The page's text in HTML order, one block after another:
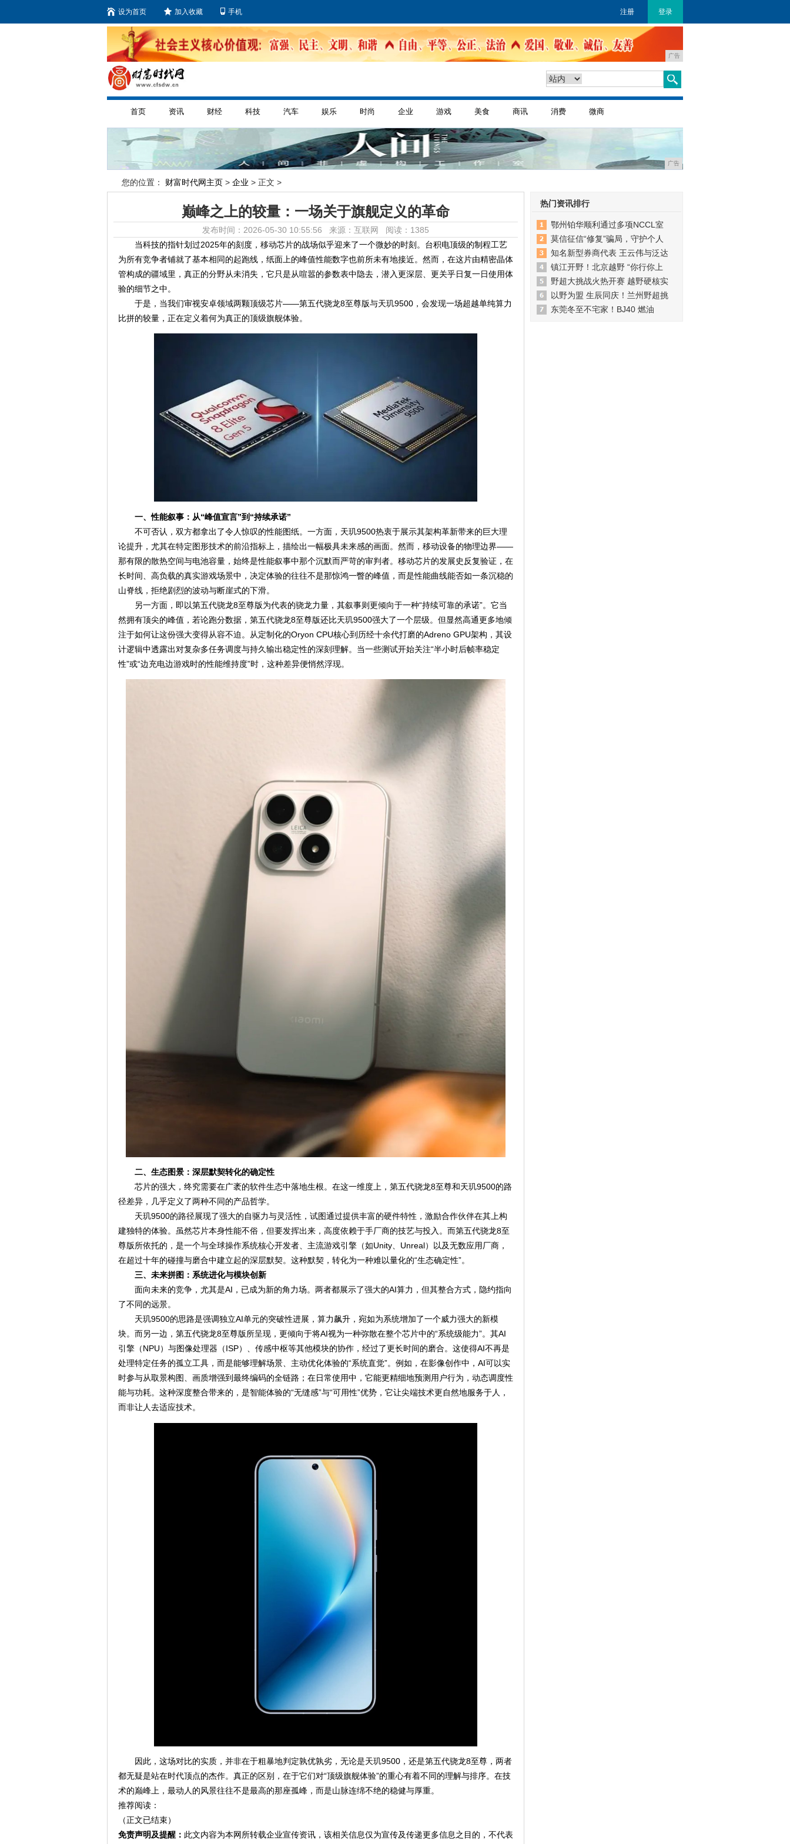
设为首页 加入收藏 手机 注册 登录
广告
首页 资讯 财经 科技 汽车 娱乐 时尚 企业 游戏 美食 商讯 消费 微商
广告
您的位置： 财富时代网主页 > 企业 > 正文 >
巅峰之上的较量：一场关于旗舰定义的革命
发布时间：2026-05-30 10:55:56 来源：互联网 阅读：1385
当科技的指针划过2025年的刻度，移动芯片的战场似乎迎来了一个微妙的时刻。台积电顶级的制程工艺
为所有竞争者铺就了基本相同的起跑线，纸面上的峰值性能数字也前所未有地接近。然而，在这片由精密晶体
管构成的疆域里，真正的分野从未消失，它只是从喧嚣的参数表中隐去，潜入更深层、更关乎日复一日使用体
验的细节之中。
于是，当我们审视安卓领域两颗顶级芯片——第五代骁龙8至尊版与天玑9500，会发现一场超越单纯算力
比拼的较量，正在定义着何为真正的顶级旗舰体验。
一、性能叙事：从“峰值宣言”到“持续承诺”
不可否认，双方都拿出了令人惊叹的性能图纸。一方面，天玑9500热衷于展示其架构革新带来的巨大理
论提升，尤其在特定图形技术的前沿指标上，描绘出一幅极具未来感的画面。然而，移动设备的物理边界——
那有限的散热空间与电池容量，始终是性能叙事中那个沉默而严苛的审判者。移动芯片的发展史反复验证，在
长时间、高负载的真实游戏场景中，决定体验的往往不是那惊鸿一瞥的峰值，而是性能曲线能否如一条沉稳的
山脊线，拒绝剧烈的波动与断崖式的下滑。
另一方面，即以第五代骁龙8至尊版为代表的骁龙力量，其叙事则更倾向于一种“持续可靠的承诺”。它当
然拥有顶尖的峰值，若论跑分数据，第五代骁龙8至尊版还比天玑9500强大了一个层级。但显然高通更多地倾
注于如何让这份强大变得从容不迫。从定制化的Oryon CPU核心到历经十余代打磨的Adreno GPU架构，其设
计逻辑中透露出对复杂多任务调度与持久输出稳定性的深刻理解。当一些测试开始关注“半小时后帧率稳定
性”或“边充电边游戏时的性能维持度”时，这种差异便悄然浮现。
二、生态图景：深层默契转化的确定性
芯片的强大，终究需要在广袤的软件生态中落地生根。在这一维度上，第五代骁龙8至尊和天玑9500的路
径差异，几乎定义了两种不同的产品哲学。
天玑9500的路径展现了强大的自驱力与灵活性，试图通过提供丰富的硬件特性，激励合作伙伴在其上构
建独特的体验。虽然芯片本身性能不俗，但要发挥出来，高度依赖于手厂商的技艺与投入。而第五代骁龙8至
尊版所依托的，是一个与全球操作系统核心开发者、主流游戏引擎（如Unity、Unreal）以及无数应用厂商，
在超过十年的碰撞与磨合中建立起的深层默契。这种默契，转化为一种难以量化的“生态确定性”。
三、未来拼图：系统进化与模块创新
面向未来的竞争，尤其是AI，已成为新的角力场。两者都展示了强大的AI算力，但其整合方式，隐约指向
了不同的远景。
天玑9500的思路是强调独立AI单元的突破性进展，算力飙升，宛如为系统增加了一个威力强大的新模
块。而另一边，第五代骁龙8至尊版所呈现，更倾向于将AI视为一种弥散在整个芯片中的“系统级能力”。其AI
引擎（NPU）与图像处理器（ISP）、传感中枢等其他模块的协作，经过了更长时间的磨合。这使得AI不再是
处理特定任务的孤立工具，而是能够理解场景、主动优化体验的“系统直觉”。例如，在影像创作中，AI可以实
时参与从取景构图、画质增强到最终编码的全链路；在日常使用中，它能更精细地预测用户行为，动态调度性
能与功耗。这种深度整合带来的，是智能体验的“无缝感”与“可用性”优势，它让尖端技术更自然地服务于人，
而非让人去适应技术。
因此，这场对比的实质，并非在于粗暴地判定孰优孰劣，无论是天玑9500，还是第五代骁龙8至尊，两者
都无疑是站在时代顶点的杰作。真正的区别，在于它们对“顶级旗舰体验”的重心有着不同的理解与排序。在技
术的巅峰上，最动人的风景往往不是最高的那座孤峰，而是山脉连绵不绝的稳健与厚重。
推荐阅读：
（正文已结束）
免责声明及提醒： 此文内容为本网所转载企业宣传资讯，该相关信息仅为宣传及传递更多信息之目的，不代表
热门资讯排行
鄂州铂华顺利通过多项NCCL室
莫信征信“修复”骗局，守护个人
知名新型券商代表 王云伟与泛达
镇江开野！北京越野 “你行你上
野超大挑战火热开赛 越野硬核实
以野为盟 生辰同庆！兰州野超挑
东莞冬至不宅家！BJ40 燃油